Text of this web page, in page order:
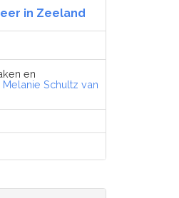
in Zeeland
en
Melanie Schultz van